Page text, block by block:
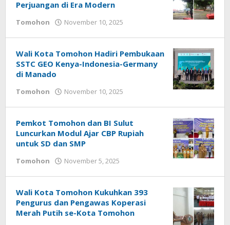
Perjuangan di Era Modern
Tomohon November 10, 2025
Wali Kota Tomohon Hadiri Pembukaan
SSTC GEO Kenya-Indonesia-Germany
di Manado
Tomohon November 10, 2025
Pemkot Tomohon dan BI Sulut
Luncurkan Modul Ajar CBP Rupiah
untuk SD dan SMP
Tomohon November 5, 2025
Wali Kota Tomohon Kukuhkan 393
Pengurus dan Pengawas Koperasi
Merah Putih se-Kota Tomohon